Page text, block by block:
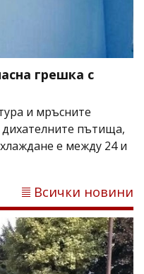
грешка с
и мръсните
пътища,
е между 24 и
Всички новини